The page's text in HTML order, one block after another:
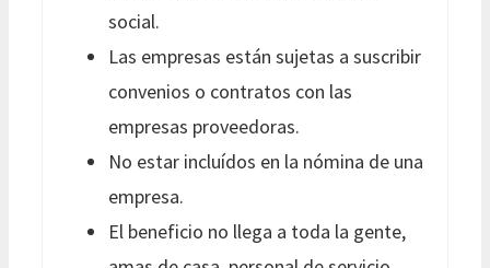
social.
Las empresas están sujetas a suscribir
convenios o contratos con las
empresas proveedoras.
No estar incluídos en la nómina de una
empresa.
El beneficio no llega a toda la gente,